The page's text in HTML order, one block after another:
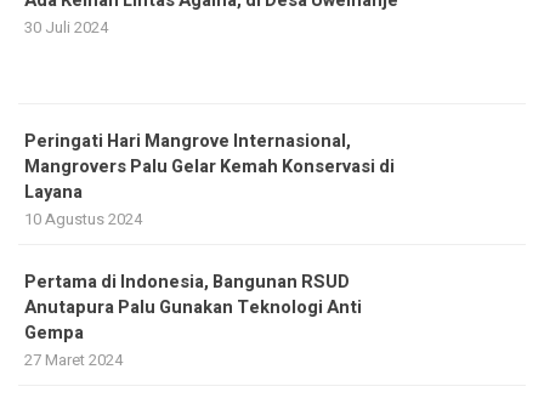
30 Juli 2024
Peringati Hari Mangrove Internasional,
Mangrovers Palu Gelar Kemah Konservasi di
Layana
10 Agustus 2024
Pertama di Indonesia, Bangunan RSUD
Anutapura Palu Gunakan Teknologi Anti
Gempa
27 Maret 2024